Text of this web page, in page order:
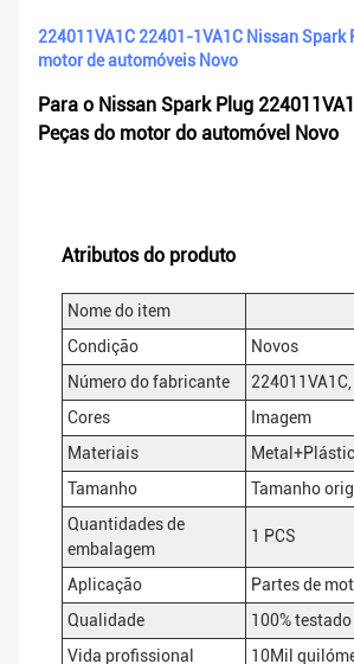
224011VA1C 22401-1VA1C Nissan Spark
motor de automóveis Novo
Para o Nissan Spark Plug
Peças do motor do automóvel Novo
Atributos do produto
Nome do item
Condição
Novos
Número do fabricante
Cores
Imagem
Materiais
Tamanho
Tamanho
Quantidades de
embalagem
1 PCS
Aplicação
Partes de
Qualidade
100% testado
Vida profissional
10Mil